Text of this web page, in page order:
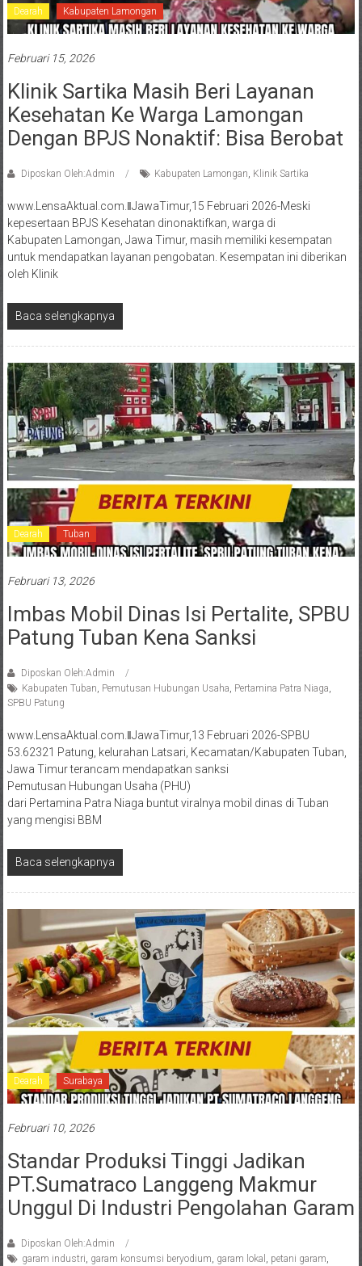
Dearah Kabupaten Lamongan
Februari 15, 2026
Klinik Sartika Masih Beri Layanan
Kesehatan Ke Warga Lamongan
Dengan BPJS Nonaktif: Bisa Berobat
Diposkan Oleh:Admin Kabupaten Lamongan Klinik Sartika
www.LensaAktual.com.ǁJawaTimur,15 Februari 2026-Meski
kepesertaan BPJS Kesehatan dinonaktifkan, warga di
Kabupaten Lamongan, Jawa Timur, masih memiliki kesempatan
untuk mendapatkan layanan pengobatan. Kesempatan ini diberikan
oleh Klinik
Baca selengkapnya
Dearah Tuban
Februari 13, 2026
Imbas Mobil Dinas Isi Pertalite, SPBU
Patung Tuban Kena Sanksi
Diposkan Oleh:Admin
Kabupaten Tuban, Pemutusan Hubungan Usaha, Pertamina Patra Niaga,
SPBU Patung
www.LensaAktual.com.ǁJawaTimur,13 Februari 2026-SPBU
53.62321 Patung, kelurahan Latsari, Kecamatan/Kabupaten Tuban,
Jawa Timur terancam mendapatkan sanksi
Pemutusan Hubungan Usaha (PHU)
dari Pertamina Patra Niaga buntut viralnya mobil dinas di Tuban
yang mengisi BBM
Baca selengkapnya
Dearah Surabaya
Februari 10, 2026
Standar Produksi Tinggi Jadikan
PT.Sumatraco Langgeng Makmur
Unggul Di Industri Pengolahan Garam
Diposkan Oleh:Admin
garam industri, garam konsumsi beryodium, garam lokal , petani garam,